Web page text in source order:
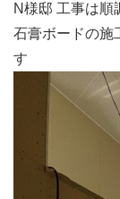
N様邸 工事は順
石膏ボードの施
す